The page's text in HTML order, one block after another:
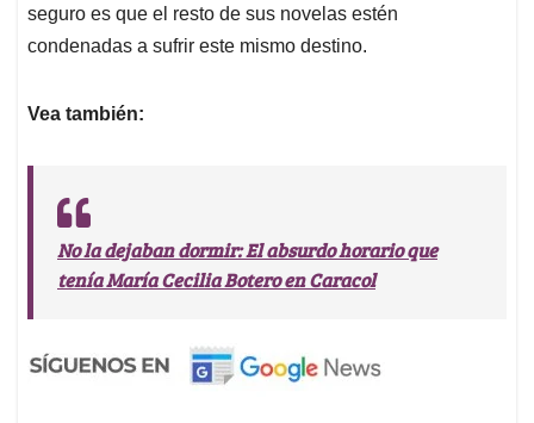
seguro es que el resto de sus novelas estén
condenadas a sufrir este mismo destino.
Vea también:
No la dejaban dormir: El absurdo horario que
tenía María Cecilia Botero en Caracol